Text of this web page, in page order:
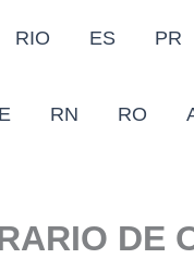
RIO ES PR
RN RO
DE